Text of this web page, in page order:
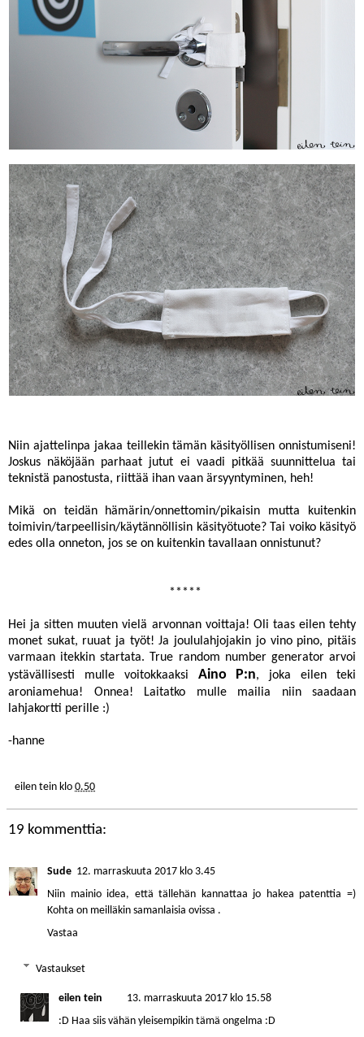
Niin ajattelinpa jakaa teillekin tämän käsityöllisen onnistumiseni!
Joskus näköjään parhaat jutut ei vaadi pitkää suunnittelua tai
teknistä panostusta, riittää ihan vaan ärsyyntyminen, heh!
Mikä on teidän hämärin/onnettomin/pikaisin mutta kuitenkin
toimivin/tarpeellisin/käytännöllisin käsityötuote? Tai voiko käsityö
edes olla onneton, jos se on kuitenkin tavallaan onnistunut?
*****
Hei ja sitten muuten vielä arvonnan voittaja! Oli taas eilen tehty
monet sukat, ruuat ja työt! Ja joululahjojakin jo vino pino, pitäis
varmaan itekkin startata. True random number generator arvoi
ystävällisesti mulle voitokkaaksi Aino P:n, joka eilen teki
aroniamehua! Onnea! Laitatko mulle mailia niin saadaan
lahjakortti perille :)
-hanne
eilen tein klo 0.50
19 kommenttia:
Sude 12. marraskuuta 2017 klo 3.45
Niin mainio idea, että tällehän kannattaa jo hakea patenttia =)
Kohta on meilläkin samanlaisia ovissa .
Vastaa
Vastaukset
eilen tein
13. marraskuuta 2017 klo 15.58
:D Haa siis vähän yleisempikin tämä ongelma :D